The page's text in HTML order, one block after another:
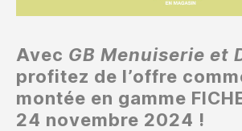
Avec GB Menuiserie et
profitez de l’offre
montée en gamme
24 novembre 2024 !